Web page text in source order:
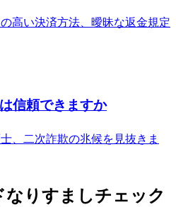
高い決済方法、曖昧な返金規定
信頼できますか
、二次詐欺の兆候を見抜きま
りすましチェック